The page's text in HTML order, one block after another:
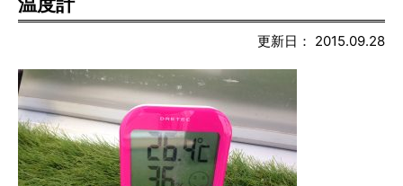
更新日： 2015.09.28